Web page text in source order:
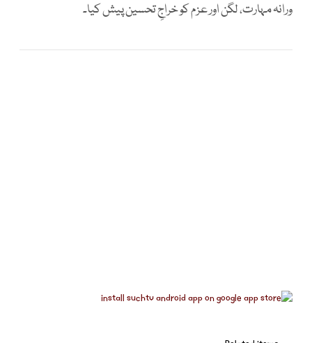
ورانہ مہارت، لگن اور عزم کو خراجِ تحسین پیش کیا۔